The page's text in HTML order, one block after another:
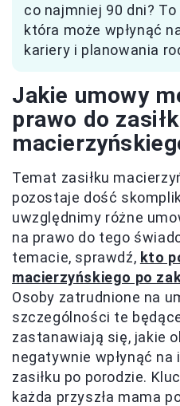
co najmniej 90 dni?
która może wpłynąć
kariery i planowania
Jakie umowy
prawo do
Temat zasiłku
pozostaje dość
uwzględnimy różne
na prawo do tego
temacie, sprawdź, kto
macierzyńskiego po
Osoby zatrudnione na
szczególności te
zastanawiają się, jakie
negatywnie wpłynąć na
zasiłku po porodzie.
każda przyszła mama